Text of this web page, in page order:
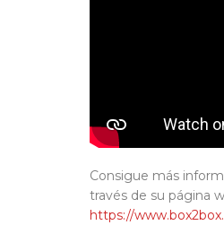
Consigue más
través de su página
https://